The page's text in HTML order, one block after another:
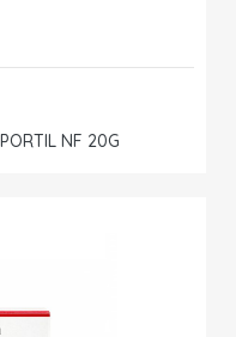
NF 20G